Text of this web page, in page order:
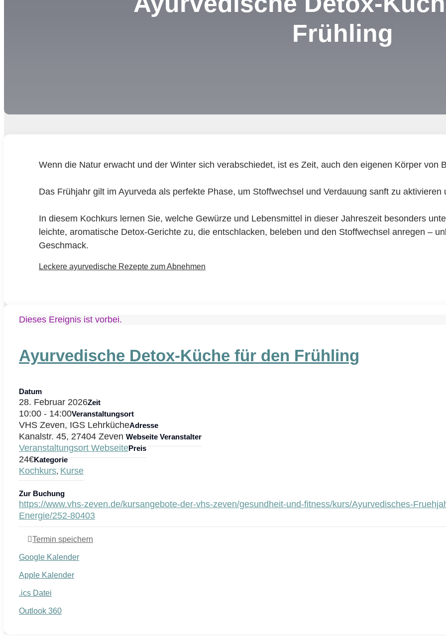
Frühling
Wenn die Natur erwacht und der Winter sich verabschiedet, ist es Zeit, auch den eigenen Körper von
Das Frühjahr gilt im Ayurveda als perfekte Phase, um Stoffwechsel und Verdauung sanft zu
In diesem Kochkurs lernen Sie, welche Gewürze und Lebensmittel in dieser Jahreszeit besonders
leichte, aromatische Detox-Gerichte zu, die entschlacken, beleben und den Stoffwechsel anregen –
Geschmack.
Leckere ayurvedische Rezepte zum Abnehmen
Dieses Ereignis ist vorbei.
Ayurvedische Detox-Küche für den Frühling
Datum
28. Februar 2026Zeit
10:00 - 14:00Veranstaltungsort
VHS Zeven, IGS LehrkücheAdresse
Kanalstr. 45, 27404 ZevenWebseite Veranstalter
Veranstaltungsort WebseitePreis
24€Kategorie
Kochkurs,Kurse
Zur Buchung
https://www.vhs-zeven.de/kursangebote-der-vhs-zeven/gesundheit-und-fitness/kurs/Ayurvedisches-
Energie/252-80403
Termin speichern
Google Kalender
Apple Kalender
.ics Datei
Outlook 360